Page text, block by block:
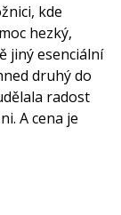
kde
hezký,
jiný esenciální
druhý do
radost
A cena je